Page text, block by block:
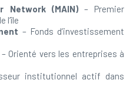
Network (MAIN)– Premier
l’île
– Fonds d’investissement
– Orienté vers les entreprises à
institutionnel actif dans